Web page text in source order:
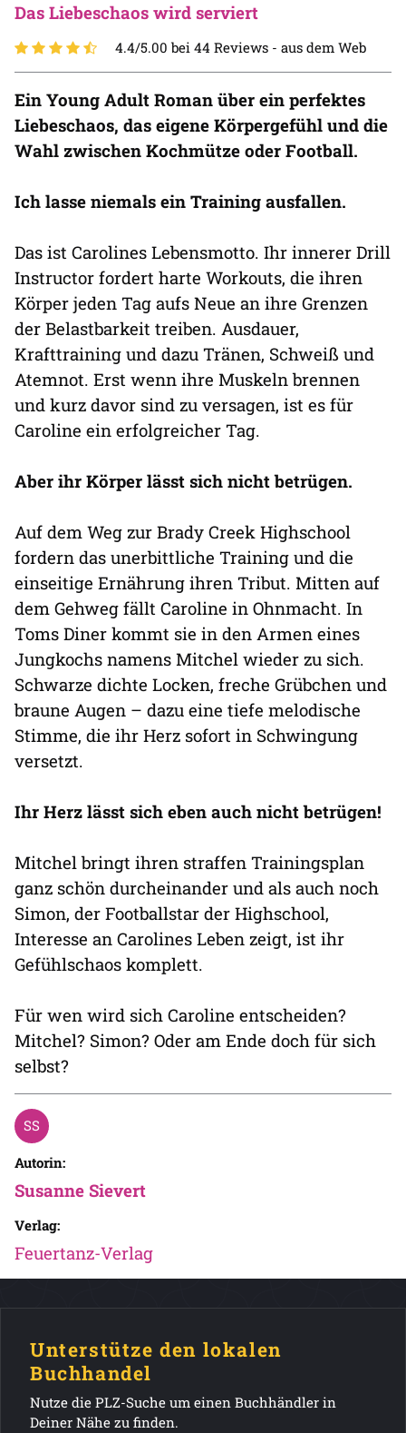
Das Liebeschaos wird serviert
4.4/5.00 bei 44 Reviews - aus dem Web
Ein Young Adult Roman über ein perfektes
Liebeschaos, das eigene Körpergefühl und die
Wahl zwischen Kochmütze oder Football.
Ich lasse niemals ein Training ausfallen.
Das ist Carolines Lebensmotto. Ihr innerer Drill
Instructor fordert harte Workouts, die ihren
Körper jeden Tag aufs Neue an ihre Grenzen
der Belastbarkeit treiben. Ausdauer,
Krafttraining und dazu Tränen, Schweiß und
Atemnot. Erst wenn ihre Muskeln brennen
und kurz davor sind zu versagen, ist es für
Caroline ein erfolgreicher Tag.
Aber ihr Körper lässt sich nicht betrügen.
Auf dem Weg zur Brady Creek Highschool
fordern das unerbittliche Training und die
einseitige Ernährung ihren Tribut. Mitten auf
dem Gehweg fällt Caroline in Ohnmacht. In
Toms Diner kommt sie in den Armen eines
Jungkochs namens Mitchel wieder zu sich.
Schwarze dichte Locken, freche Grübchen und
braune Augen – dazu eine tiefe melodische
Stimme, die ihr Herz sofort in Schwingung
versetzt.
Ihr Herz lässt sich eben auch nicht betrügen!
Mitchel bringt ihren straffen Trainingsplan
ganz schön durcheinander und als auch noch
Simon, der Footballstar der Highschool,
Interesse an Carolines Leben zeigt, ist ihr
Gefühlschaos komplett.
Für wen wird sich Caroline entscheiden?
Mitchel? Simon? Oder am Ende doch für sich
selbst?
Autorin:
Susanne Sievert
Verlag:
Feuertanz-Verlag
Unterstütze den lokalen
Buchhandel
Nutze die PLZ-Suche um einen Buchhändler in
Deiner Nähe zu finden.